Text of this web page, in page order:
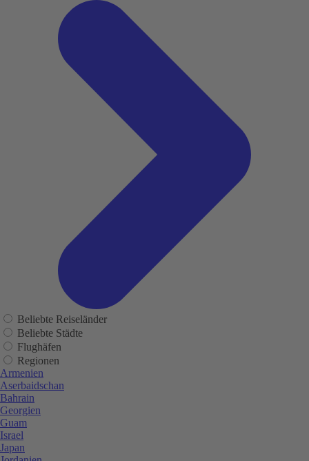
Beliebte Reiseländer
Beliebte Städte
Flughäfen
Regionen
Armenien
Aserbaidschan
Bahrain
Georgien
Guam
Israel
Japan